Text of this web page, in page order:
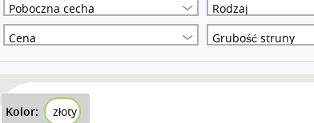
Poboczna cecha
Rodzaj
Cena
Grubość struny
Kolor: złoty